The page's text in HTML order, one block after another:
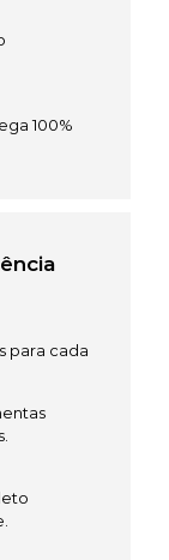
100%
para cada